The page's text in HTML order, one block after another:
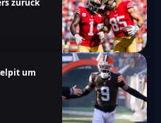
zurück
um